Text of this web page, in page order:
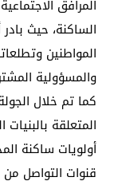
المرافق
الساكنة، حيث
المواطنين
والمسؤولية
كما تم خلال
المتعلقة
أولويات ساكنة
قنوات التواصل